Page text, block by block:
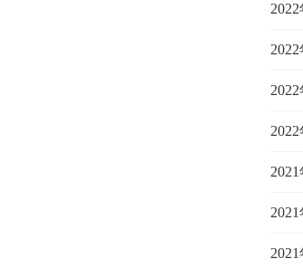
2022
2022
2022
2022
2021
2021
2021